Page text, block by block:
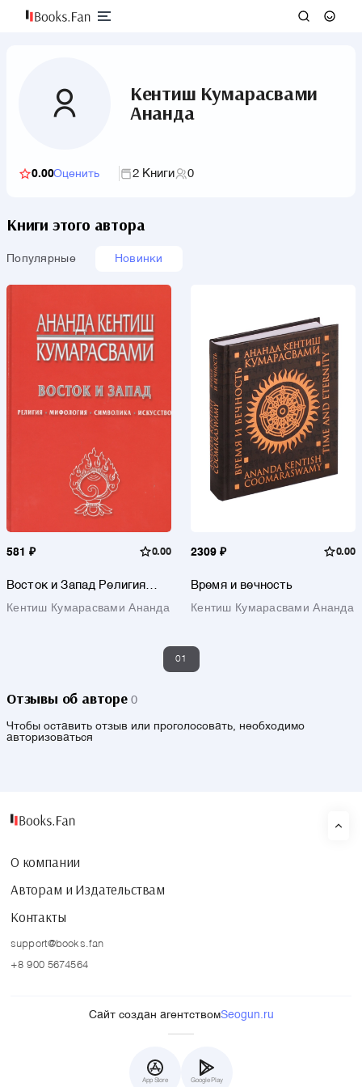
Кентиш Кумарасвами
Ананда
0.00Оценить 2 Книги 0
Книги этого автора
Популярные Новинки
581 ₽ 0.00
Восток и Запад Религия
искусство (Кумарасвами)
Кентиш Кумарасвами Ананда
2309 ₽ 0.00
Время и вечность
Кентиш Кумарасвами Ананда
01
Отзывы об авторе 0
Чтобы оставить отзыв или проголосовать, необходимо
авторизоваться
О компании
Авторам и Издательствам
Контакты
support@books.fan
+8 900 5674564
Сайт создан агентствомSeogun.ru
App Store Google Play